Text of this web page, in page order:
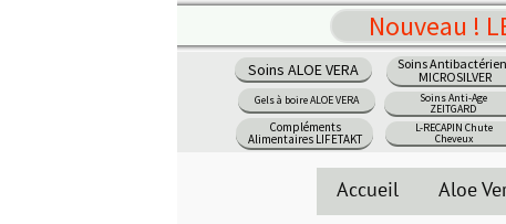
Aloe Vera Produits LR
Soins Antibactériens
MICROSILVER
Soins Anti-Age
ZEITGARD
L-RECAPIN Chute
Cheveux
Appareils ZEITGARD
Maquillage
Parfums Femme
Nouveau ! LE POUVOIR